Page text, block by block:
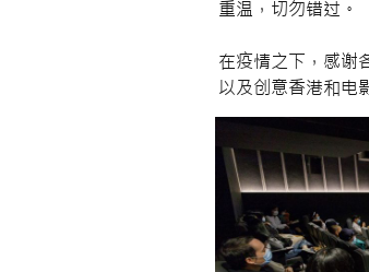
重温，切勿错过。
在疫情之下，感谢
以及创意香港和电